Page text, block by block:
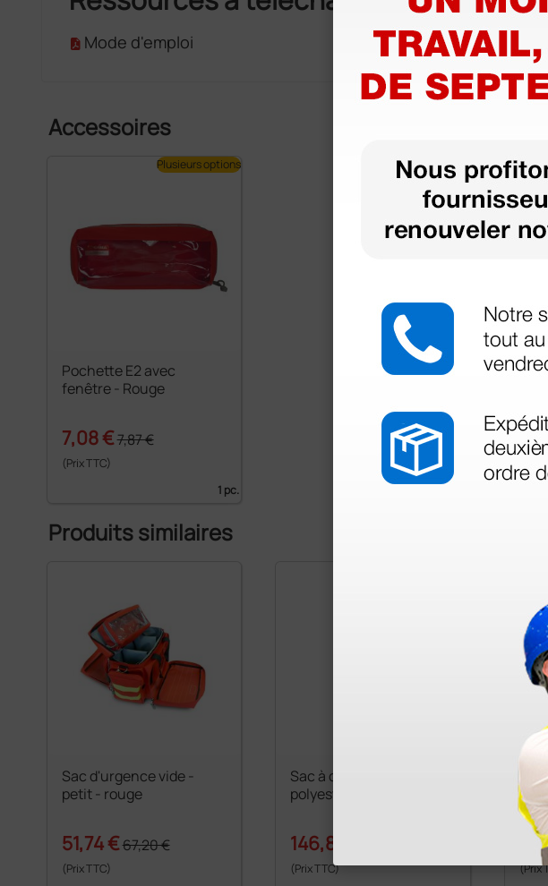
Mode d'emploi
Accessoires
Pochette E2 avec
fenêtre - Rouge
7,08 €7,87 €
(Prix TTC)
1 pc.
Plusieurs options
Produits similaires
Sac d'urgence vide -
petit - rouge
51,74 €67,20 €
(Prix TTC)
Sac à dos Ambulance en
polyester - rouge
146,88 €
(Prix TTC)
(Prix